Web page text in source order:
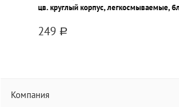
цв. круглый корпус, легкосмываемые,
249 a
Компания